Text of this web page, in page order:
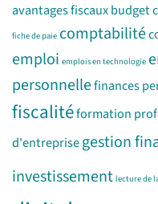
avantages fiscauxbudget
fiche de paie comptabilité
emploi emplois en technologie
personnellefinances
fiscalitéformation
d'entreprisegestion
investissement lecture de